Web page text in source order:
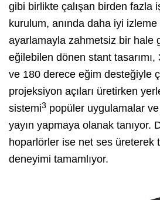
gibi birlikte çalışan birden fazla
kurulum, anında daha iyi
ayarlamayla zahmetsiz bir hale
eğilebilen dönen stant
ve 180 derece eğim desteğiyle
projeksiyon açıları üretirken
sistemi3 popüler uygulamalar
yayın yapmaya olanak tanıyor.
hoparlörler ise net ses üreterek
deneyimi tamamlıyor.